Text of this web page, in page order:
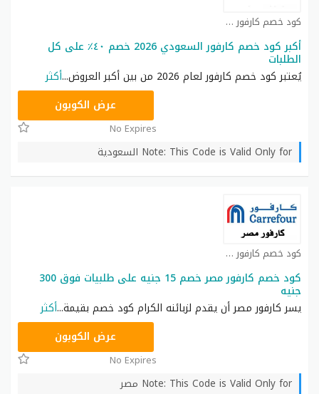
كود خصم كارفور كوبون
أكبر كود خصم كارفور السعودي 2026 خصم ٤٠٪ على كل
الطلبات
يُعتبر كود خصم كارفور لعام 2026 من بين أكبر العروض
...أكثر
عرض الكوبون
No Expires
Note: This Code is Valid Only for السعودية
كود خصم كارفور كوبون
كود خصم كارفور مصر خصم 15 جنيه على طلبيات فوق 300
جنيه
يسر كارفور مصر أن يقدم لزبائنه الكرام كود خصم بقيمة...أكثر
عرض الكوبون
No Expires
Note: This Code is Valid Only for مصر